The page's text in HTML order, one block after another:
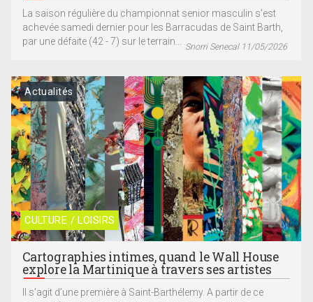
La saison régulière du championnat senior masculin s’est
achevée samedi dernier pour les Barracudas de Saint Barth,
par une défaite (42 - 7) sur le terrain... Snorri Senecal 11/05/2026
CULTURE / LOISIRS
Actualités
Cartographies intimes, quand le Wall House
explore la Martinique à travers ses artistes
Il s’agit d’une première à Saint-Barthélemy. A partir de ce